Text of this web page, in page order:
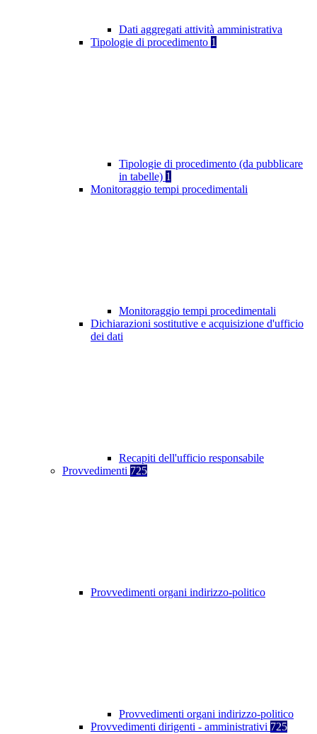
Dati aggregati attività amministrativa
Tipologie di procedimento 1
Tipologie di procedimento (da pubblicare
in tabelle) 1
Monitoraggio tempi procedimentali
Monitoraggio tempi procedimentali
Dichiarazioni sostitutive e acquisizione d'ufficio
dei dati
Recapiti dell'ufficio responsabile
Provvedimenti 725
Provvedimenti organi indirizzo-politico
Provvedimenti organi indirizzo-politico
Provvedimenti dirigenti - amministrativi 725